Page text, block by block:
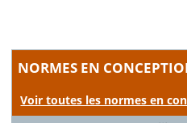
NORMES EN
Voir toutes les normes en